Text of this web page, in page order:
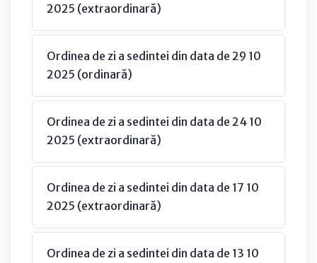
2025 (extraordinară)
Ordinea de zi a sedintei din data de 29 10
2025 (ordinară)
Ordinea de zi a sedintei din data de 24 10
2025 (extraordinară)
Ordinea de zi a sedintei din data de 17 10
2025 (extraordinară)
Ordinea de zi a sedintei din data de 13 10